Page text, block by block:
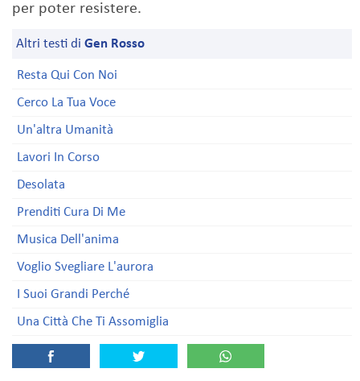
per poter resistere.
Altri testi di Gen Rosso
Resta Qui Con Noi
Cerco La Tua Voce
Un'altra Umanità
Lavori In Corso
Desolata
Prenditi Cura Di Me
Musica Dell'anima
Voglio Svegliare L'aurora
I Suoi Grandi Perché
Una Città Che Ti Assomiglia